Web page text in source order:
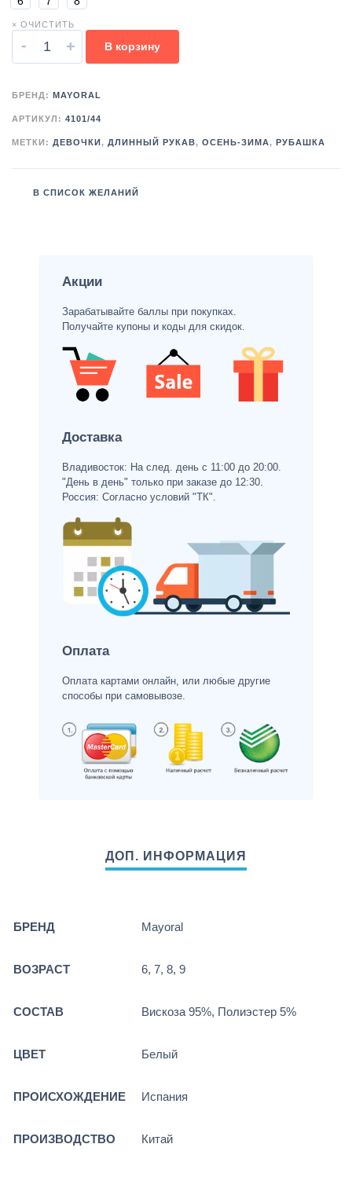
× ОЧИСТИТЬ
- + В корзину
БРЕНД: MAYORAL
АРТИКУЛ: 4101/44
МЕТКИ: ДЕВОЧКИ , ДЛИННЫЙ РУКАВ, ОСЕНЬ-ЗИМА, РУБАШКА
В СПИСОК ЖЕЛАНИЙ
Акции
Зарабатывайте баллы при покупках.
Получайте купоны и коды для скидок.
Доставка
Владивосток: На след. день с 11:00 до 20:00.
"День в день" только при заказе до 12:30.
Россия: Согласно условий "ТК".
Оплата
Оплата картами онлайн, или любые другие
способы при самовывозе.
БРЕНД Mayoral
ВОЗРАСТ 6, 7, 8, 9
СОСТАВ Вискоза 95%, Полиэстер 5%
ЦВЕТ Белый
ПРОИСХОЖДЕНИЕ Испания
ПРОИЗВОДСТВО Китай